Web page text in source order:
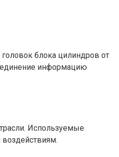
блока цилиндров от
информацию
Используемые